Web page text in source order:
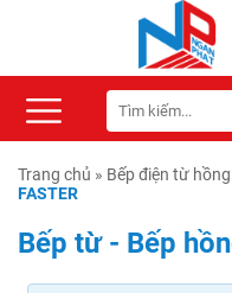
Trang chủ » Bếp điện từ
FASTER
Bếp từ - Bếp